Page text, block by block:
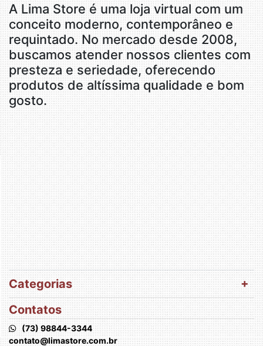
A Lima Store é uma loja virtual com um
conceito moderno, contemporâneo e
requintado. No mercado desde 2008,
buscamos atender nossos clientes com
presteza e seriedade, oferecendo
produtos de altíssima qualidade e bom
gosto.
Categorias
Contatos
(73) 98844-3344
contato@limastore.com.br